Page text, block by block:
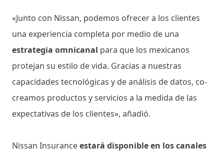
«Junto con Nissan, podemos ofrecer a los clientes
una experiencia completa por medio de una
estrategia omnicanal para que los mexicanos
protejan su estilo de vida. Gracias a nuestras
capacidades tecnológicas y de análisis de datos, co-
creamos productos y servicios a la medida de las
expectativas de los clientes», añadió.
Nissan Insuranceestará disponible en los canales